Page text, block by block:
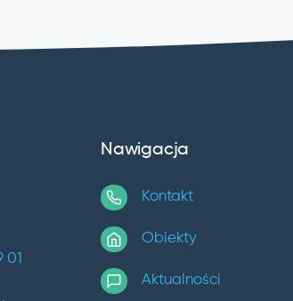
01
Nawigacja
Kontakt
Obiekty
Aktualności